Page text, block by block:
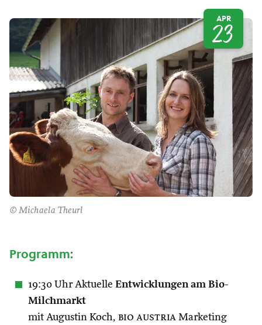
© Michaela Theurl
APR
23
Programm:
19:30 Uhr Aktuelle Entwicklungen am Bio-
Milchmarkt
mit Augustin Koch, bio austria Marketing